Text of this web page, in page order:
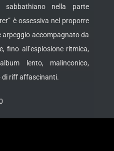
sabbathiano nella parte
è ossessiva nel proporre
accompagnato da
fino all’esplosione ritmica,
lento, malinconico,
di riff affascinanti.